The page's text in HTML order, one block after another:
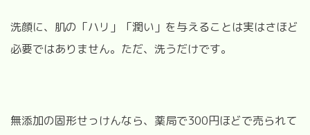
洗顔に、肌の「ハリ」「潤い」を与えることは実はさほど
必要ではありません。ただ、洗うだけです。
無添加の固形せっけんなら、薬局で300円ほどで売られて